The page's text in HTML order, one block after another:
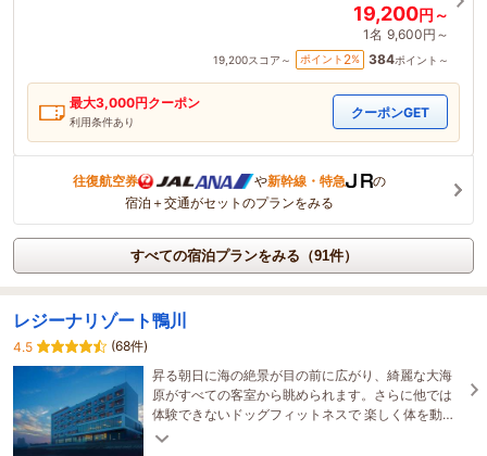
19,200円～
1名 9,600円～
19,200スコア～ ポイント 2% 384ポイント～
最大3,000円クーポン
利用条件あり
クーポンGET
往復航空券 や新幹線・特急
の
宿泊＋交通がセットのプランをみる
すべての宿泊プランをみる（91件）
レジーナリゾート鴨川
4.5
(68件)
昇る朝日に海の絶景が目の前に広がり、綺麗な大海
原がすべての客室から眺められます。さらに他では
体験できないドッグフィットネスで 楽しく体を動か
し特別な時間をお過ごしください。